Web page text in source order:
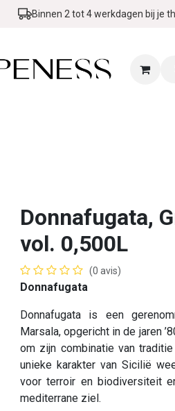
Binnen 2 tot 4 werkdagen bij je
Donnafugata,
vol. 0,500L
(0 avis)
Donnafugata
Donnafugata is een
Marsala, opgericht in de jaren
om zijn combinatie van
unieke karakter van Sicilië
voor terroir en biodiversiteit
mediterrane ziel.